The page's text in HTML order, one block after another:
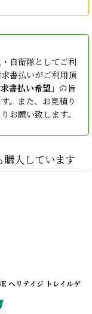
自衛隊としてご利
書払いがご利用頂
書払い希望 」の旨
。また、お見積り
お願い致します。
購入しています
ヘリテイジ トレイルゲ